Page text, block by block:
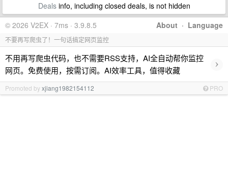
Dealsinfo, including closed deals, is not hidden
About · Language
© 2026 V2EX · 7ms · 3.9.8.5
不要再写爬虫了！一句话搞定网页监控
不用再写爬虫代码，也不需要RSS支持，AI全自动帮你监控
网页。免费使用，按需订阅。AI效率工具，值得收藏
›
Promoted byxjiang1982154112 PRO